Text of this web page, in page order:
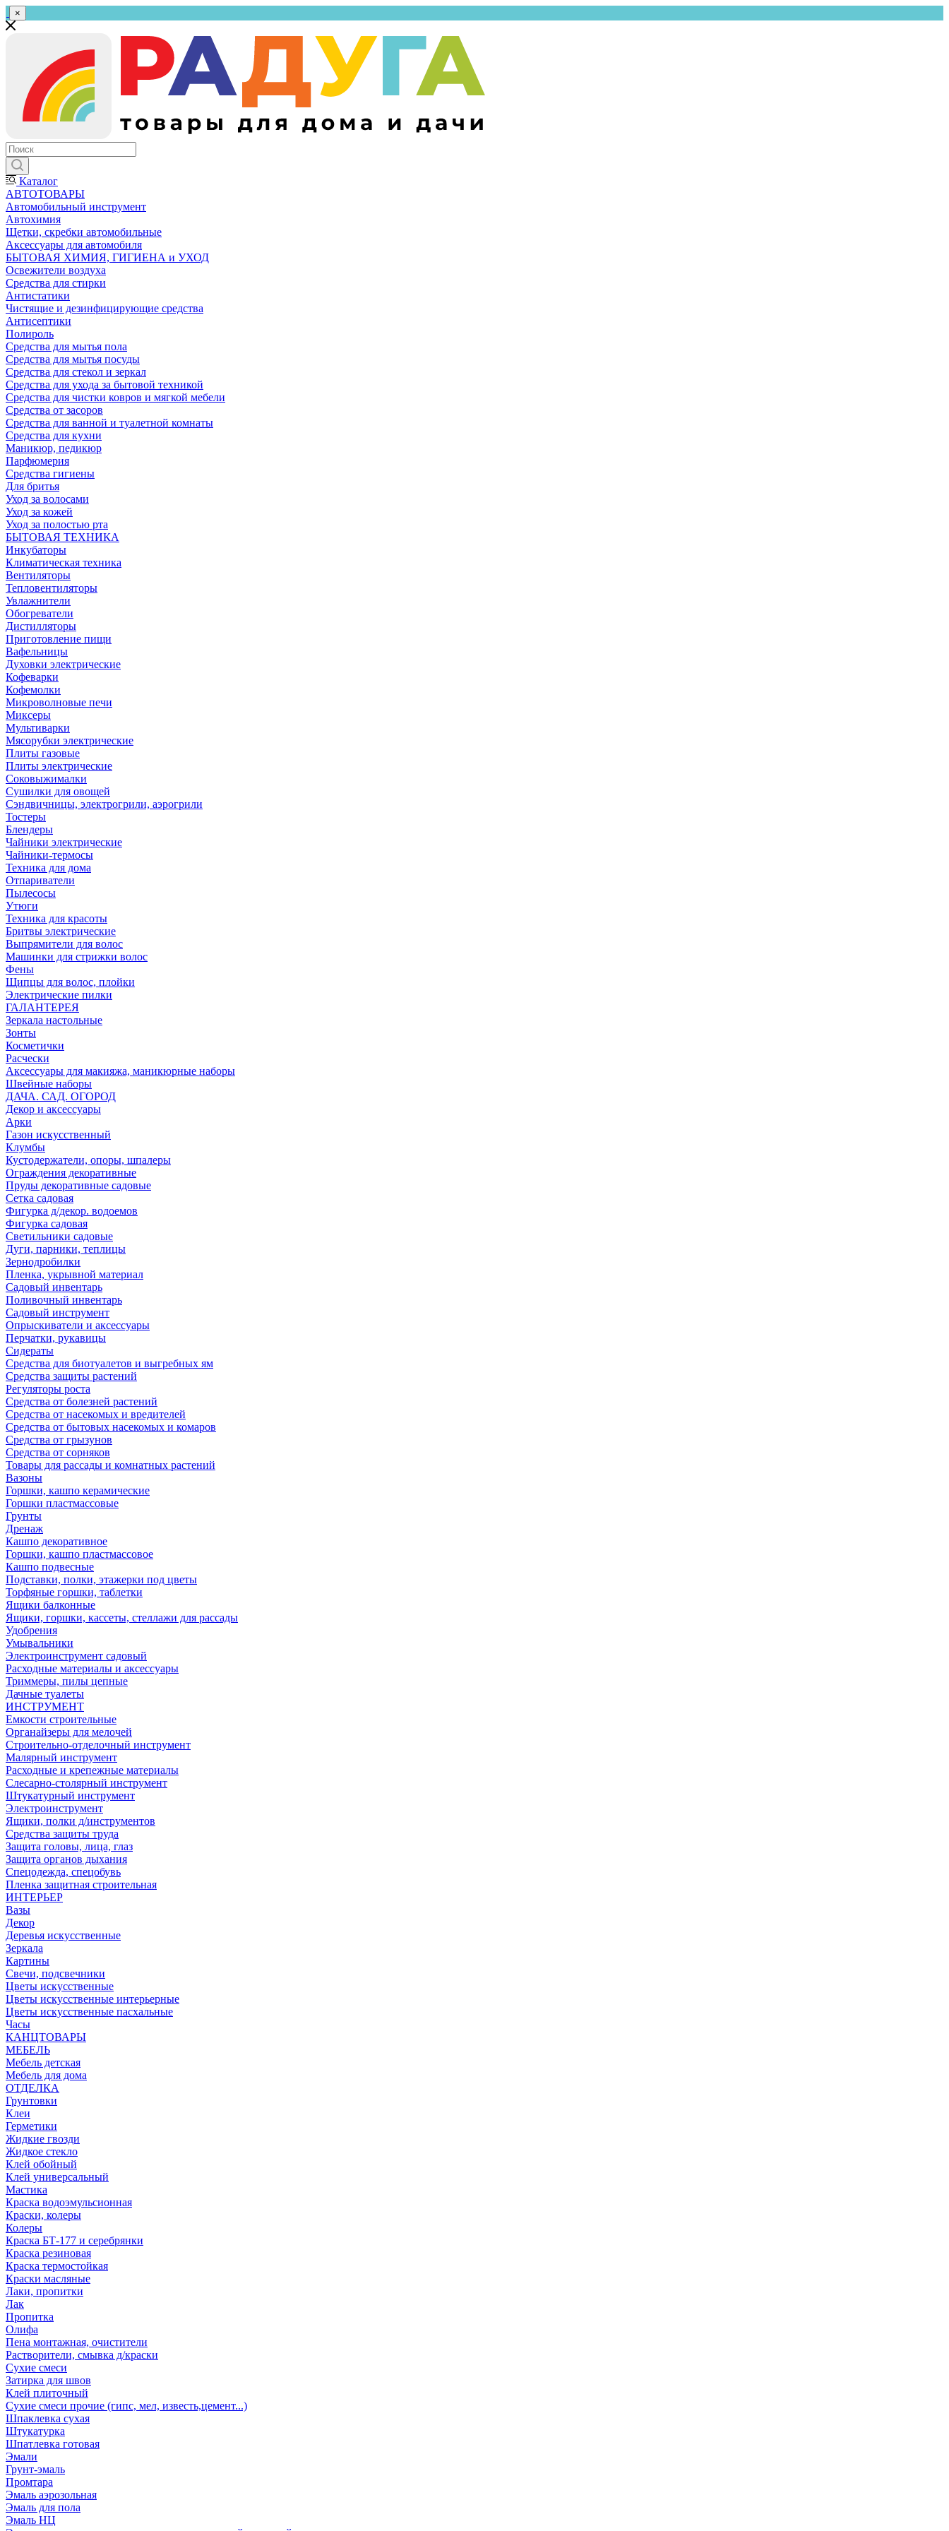
×
Каталог
АВТОТОВАРЫ
Автомобильный инструмент
Автохимия
Щетки, скребки автомобильные
Аксессуары для автомобиля
БЫТОВАЯ ХИМИЯ, ГИГИЕНА и УХОД
Освежители воздуха
Средства для стирки
Антистатики
Чистящие и дезинфицирующие средства
Антисептики
Полироль
Средства для мытья пола
Средства для мытья посуды
Средства для стекол и зеркал
Средства для ухода за бытовой техникой
Средства для чистки ковров и мягкой мебели
Средства от засоров
Средства для ванной и туалетной комнаты
Средства для кухни
Маникюр, педикюр
Парфюмерия
Средства гигиены
Для бритья
Уход за волосами
Уход за кожей
Уход за полостью рта
БЫТОВАЯ ТЕХНИКА
Инкубаторы
Климатическая техника
Вентиляторы
Тепловентиляторы
Увлажнители
Обогреватели
Дистилляторы
Приготовление пищи
Вафельницы
Духовки электрические
Кофеварки
Кофемолки
Микроволновые печи
Миксеры
Мультиварки
Мясорубки электрические
Плиты газовые
Плиты электрические
Соковыжималки
Сушилки для овощей
Сэндвичницы, электрогрили, аэрогрили
Тостеры
Блендеры
Чайники электрические
Чайники-термосы
Техника для дома
Отпариватели
Пылесосы
Утюги
Техника для красоты
Бритвы электрические
Выпрямители для волос
Машинки для стрижки волос
Фены
Щипцы для волос, плойки
Электрические пилки
ГАЛАНТЕРЕЯ
Зеркала настольные
Зонты
Косметички
Расчески
Аксессуары для макияжа, маникюрные наборы
Швейные наборы
ДАЧА. САД. ОГОРОД
Декор и аксессуары
Арки
Газон искусственный
Клумбы
Кустодержатели, опоры, шпалеры
Ограждения декоративные
Пруды декоративные садовые
Сетка садовая
Фигурка д/декор. водоемов
Фигурка садовая
Светильники садовые
Дуги, парники, теплицы
Зернодробилки
Пленка, укрывной материал
Садовый инвентарь
Поливочный инвентарь
Садовый инструмент
Опрыскиватели и аксессуары
Перчатки, рукавицы
Сидераты
Средства для биотуалетов и выгребных ям
Средства защиты растений
Регуляторы роста
Средства от болезней растений
Средства от насекомых и вредителей
Средства от бытовых насекомых и комаров
Средства от грызунов
Средства от сорняков
Товары для рассады и комнатных растений
Вазоны
Горшки, кашпо керамические
Горшки пластмассовые
Грунты
Дренаж
Кашпо декоративное
Горшки, кашпо пластмассовое
Кашпо подвесные
Подставки, полки, этажерки под цветы
Торфяные горшки, таблетки
Ящики балконные
Ящики, горшки, кассеты, стеллажи для рассады
Удобрения
Умывальники
Электроинструмент садовый
Расходные материалы и аксессуары
Триммеры, пилы цепные
Дачные туалеты
ИНСТРУМЕНТ
Емкости строительные
Органайзеры для мелочей
Строительно-отделочный инструмент
Малярный инструмент
Расходные и крепежные материалы
Слесарно-столярный инструмент
Штукатурный инструмент
Электроинструмент
Ящики, полки д/инструментов
Средства защиты труда
Защита головы, лица, глаз
Защита органов дыхания
Спецодежда, спецобувь
Пленка защитная строительная
ИНТЕРЬЕР
Вазы
Декор
Деревья искусственные
Зеркала
Картины
Свечи, подсвечники
Цветы искусственные
Цветы искусственные интерьерные
Цветы искусственные пасхальные
Часы
КАНЦТОВАРЫ
МЕБЕЛЬ
Мебель детская
Мебель для дома
ОТДЕЛКА
Грунтовки
Клеи
Герметики
Жидкие гвозди
Жидкое стекло
Клей обойный
Клей универсальный
Мастика
Краска водоэмульсионная
Краски, колеры
Колеры
Краска БТ-177 и серебрянки
Краска резиновая
Краска термостойкая
Краски масляные
Лаки, пропитки
Лак
Пропитка
Олифа
Пена монтажная, очистители
Растворители, смывка д/краски
Сухие смеси
Затирка для швов
Клей плиточный
Сухие смеси прочие (гипс, мел, известь,цемент...)
Шпаклевка сухая
Штукатурка
Шпатлевка готовая
Эмали
Грунт-эмаль
Промтара
Эмаль аэрозольная
Эмаль для пола
Эмаль НЦ